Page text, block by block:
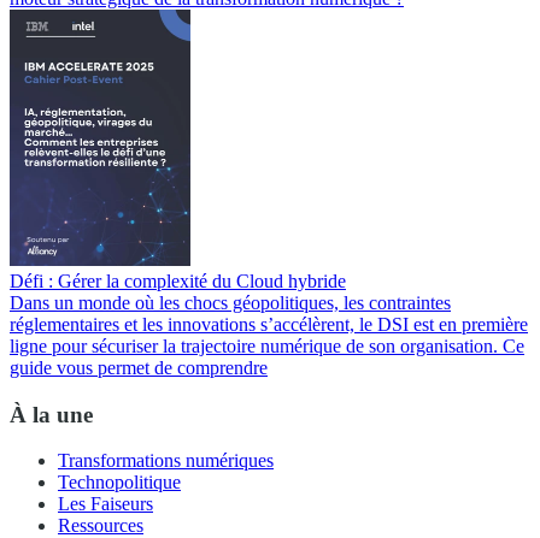
Défi : Gérer la complexité du Cloud hybride
Dans un monde où les chocs géopolitiques, les contraintes
réglementaires et les innovations s’accélèrent, le DSI est en première
ligne pour sécuriser la trajectoire numérique de son organisation. Ce
guide vous permet de comprendre
À la une
Transformations numériques
Technopolitique
Les Faiseurs
Ressources